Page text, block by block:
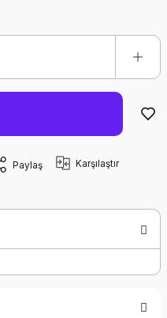
Paylaş Karşılaştır